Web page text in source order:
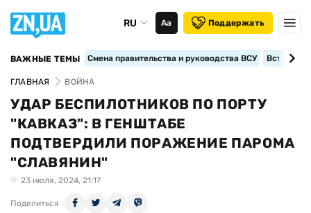
RU Аа Поддержать
ВАЖНЫЕ ТЕМЫ Смена правительства и руководства ВСУ
ГЛАВНАЯ ВОЙНА
УДАР БЕСПИЛОТНИКОВ ПО ПОРТУ
"КАВКАЗ": В ГЕНШТАБЕ
ПОДТВЕРДИЛИ ПОРАЖЕНИЕ ПАРОМА
"СЛАВЯНИН"
23 июля, 2024, 21:17
Поделиться